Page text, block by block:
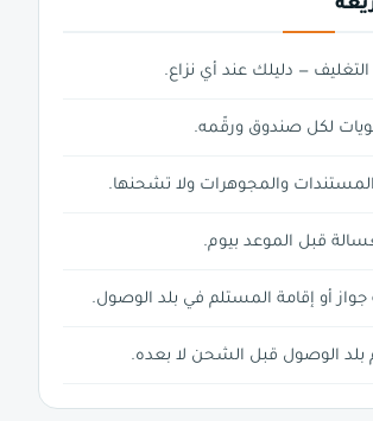
— دليلك عند أي نزاع.
لكل صندوق ورقّمه.
والمجوهرات ولا تشحنها.
قبل الموعد بيوم.
أو إقامة المستلم في بلد الوصول.
الوصول قبل الشحن لا بعده.